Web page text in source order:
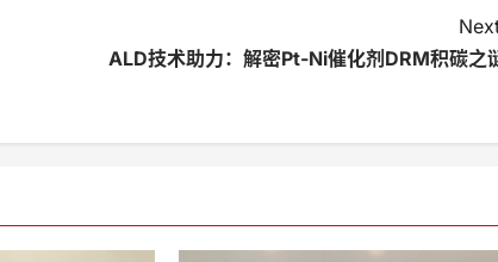
ALD技术助力：解密Pt-Ni催化剂DRM积碳之